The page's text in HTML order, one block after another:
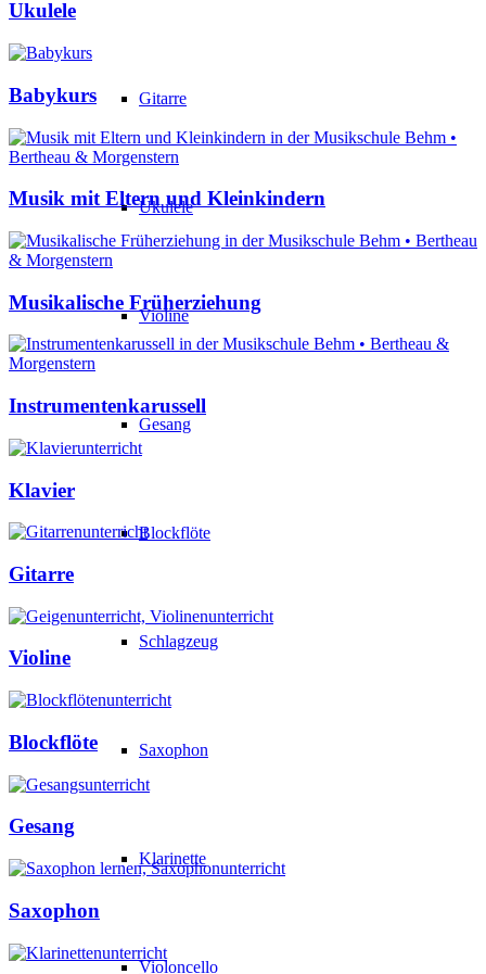
Gitarre
Ukulele
Violine
Gesang
Blockflöte
Schlagzeug
Saxophon
Klarinette
Violoncello
Ukulele
Babykurs
Musik mit Eltern und Kleinkindern
Musikalische Früherziehung
Instrumentenkarussell
Klavier
Gitarre
Violine
Blockflöte
Gesang
Saxophon